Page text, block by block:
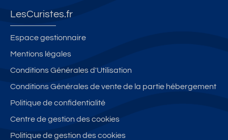
LesCuristes.fr
Espace gestionnaire
Mentions légales
Conditions Générales d'Utilisation
Conditions Générales de vente de la partie hébergement
Politique de confidentialité
Centre de gestion des cookies
Politique de gestion des cookies